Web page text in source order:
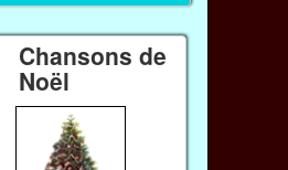
Chansons de
Noël